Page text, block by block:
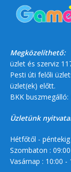
Megközelíthető:
üzlet és szerviz
Pesti úti felőli
üzlet(ek) előtt.
BKK
Üzletünk
Hétfőtől -
Szombaton :
Vasárnap : 10:00 -